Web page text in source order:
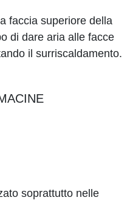
faccia superiore della
di dare aria alle facce
il surriscaldamento.
soprattutto nelle